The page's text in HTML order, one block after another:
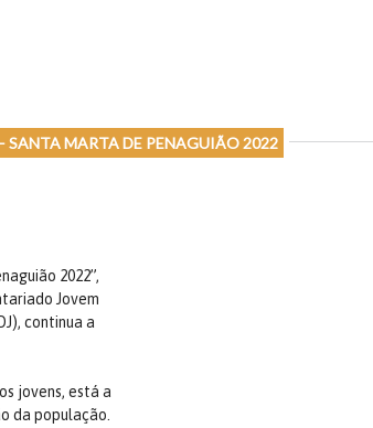
SANTA MARTA DE PENAGUIÃO 2022
2022”,
Jovem
continua a
jovens, está a
da população.